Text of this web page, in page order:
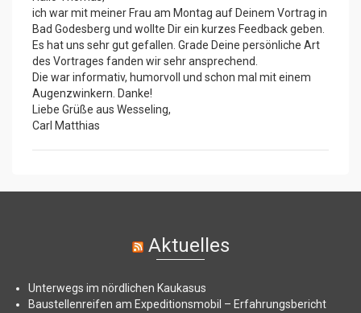
ich war mit meiner Frau am Montag auf Deinem Vortrag in
Bad Godesberg und wollte Dir ein kurzes Feedback geben.
Es hat uns sehr gut gefallen. Grade Deine persönliche Art
des Vortrages fanden wir sehr ansprechend.
Die war informativ, humorvoll und schon mal mit einem
Augenzwinkern. Danke!
Liebe Grüße aus Wesseling,
Carl Matthias
Aktuelles
Unterwegs im nördlichen Kaukasus
Baustellenreifen am Expeditionsmobil – Erfahrungsbericht